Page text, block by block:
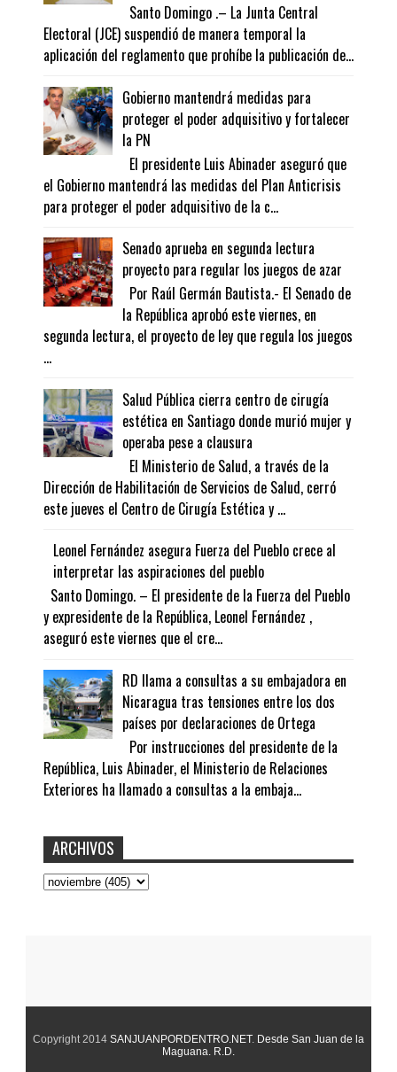
Santo Domingo .– La Junta Central
Electoral (JCE) suspendió de manera temporal la
aplicación del reglamento que prohíbe la publicación de...
Gobierno mantendrá medidas para
proteger el poder adquisitivo y fortalecer
la PN
El presidente Luis Abinader aseguró que
el Gobierno mantendrá las medidas del Plan Anticrisis
para proteger el poder adquisitivo de la c...
Senado aprueba en segunda lectura
proyecto para regular los juegos de azar
Por Raúl Germán Bautista.- El Senado de
la República aprobó este viernes, en
segunda lectura, el proyecto de ley que regula los juegos
...
Salud Pública cierra centro de cirugía
estética en Santiago donde murió mujer y
operaba pese a clausura
El Ministerio de Salud, a través de la
Dirección de Habilitación de Servicios de Salud, cerró
este jueves el Centro de Cirugía Estética y ...
Leonel Fernández asegura Fuerza del Pueblo crece al
interpretar las aspiraciones del pueblo
Santo Domingo. – El presidente de la Fuerza del Pueblo
y expresidente de la República, Leonel Fernández ,
aseguró este viernes que el cre...
RD llama a consultas a su embajadora en
Nicaragua tras tensiones entre los dos
países por declaraciones de Ortega
Por instrucciones del presidente de la
República, Luis Abinader, el Ministerio de Relaciones
Exteriores ha llamado a consultas a la embaja...
ARCHIVOS
Copyright 2014 SANJUANPORDENTRO.NET. Desde San Juan de la
Maguana. R.D.